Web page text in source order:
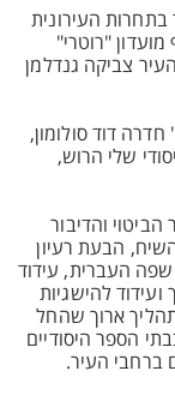
בתחרות העירונית
"רוטרי"
צביקה גנדלמן
דוד סולומון,
שלי הרוש,
והדיבור
הבעת רעיון
העברית, עידוד
להישגיות
ארוך שהחל
הספר היסודיים